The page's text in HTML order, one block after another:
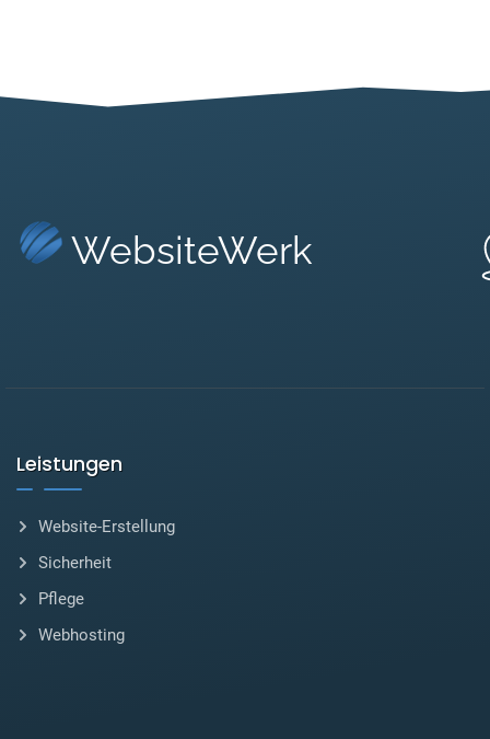
WebsiteWerk
Leistungen
Website-Erstellung
Sicherheit
Pflege
Webhosting